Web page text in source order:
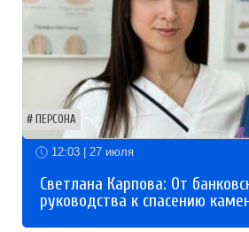
ПЕРСОНА
12:03 | 27 июля
Светлана Карпова: От
руководства к спасению